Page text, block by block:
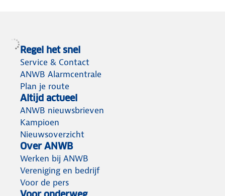
Regel het snel
Service & Contact
ANWB Alarmcentrale
Plan je route
Altijd actueel
ANWB nieuwsbrieven
Kampioen
Nieuwsoverzicht
Over ANWB
Werken bij ANWB
Vereniging en bedrijf
Voor de pers